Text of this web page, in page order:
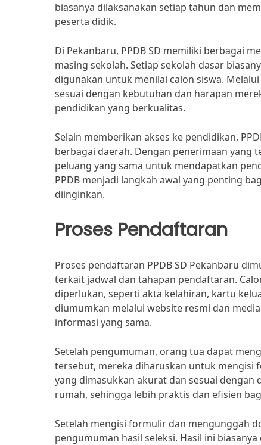
biasanya dilaksanakan setiap tahun dan
peserta didik.
Di Pekanbaru, PPDB SD memiliki berbagai
masing sekolah. Setiap sekolah dasar
digunakan untuk menilai calon siswa.
sesuai dengan kebutuhan dan harapan
pendidikan yang berkualitas.
Selain memberikan akses ke pendidikan,
berbagai daerah. Dengan penerimaan yang
peluang yang sama untuk mendapatkan
PPDB menjadi langkah awal yang penting
diinginkan.
Proses Pendaftaran
Proses pendaftaran PPDB SD Pekanbaru
terkait jadwal dan tahapan pendaftaran.
diperlukan, seperti akta kelahiran, kartu
diumumkan melalui website resmi dan
informasi yang sama.
Setelah pengumuman, orang tua dapat
tersebut, mereka diharuskan untuk mengisi
yang dimasukkan akurat dan sesuai
rumah, sehingga lebih praktis dan efisien
Setelah mengisi formulir dan mengunggah
pengumuman hasil seleksi. Hasil ini